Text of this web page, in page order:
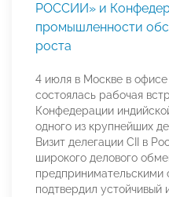
РОССИИ» и
промышленности
роста
4 июля в Москве в
состоялась рабочая
Конфедерации
одного из крупнейших
Визит делегации CII в
широкого делового
предпринимательскими
подтвердил устойчивый